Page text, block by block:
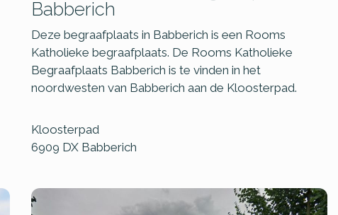
Babberich
Deze begraafplaats in Babberich is een Rooms
Katholieke begraafplaats. De Rooms Katholieke
Begraafplaats Babberich is te vinden in het
noordwesten van Babberich aan de Kloosterpad.
Kloosterpad
6909 DX Babberich